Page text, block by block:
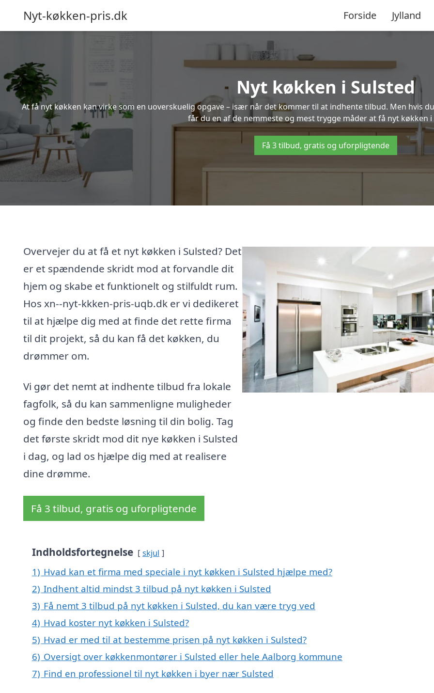
Nyt-køkken-pris.dk Forside Jylland
Nyt køkken i Sulsted
At få nyt køkken kan virke som en uoverskuelig opgave – især når det kommer til at indhente tilbud. Men hvis
får du en af de nemmeste og mest trygge måder at få nyt køkken i
Få 3 tilbud, gratis og uforpligtende
Overvejer du at få et nyt køkken i Sulsted? Det
er et spændende skridt mod at forvandle dit
hjem og skabe et funktionelt og stilfuldt rum.
Hos xn--nyt-kkken-pris-uqb.dk er vi dedikeret
til at hjælpe dig med at finde det rette firma
til dit projekt, så du kan få det køkken, du
drømmer om.
Vi gør det nemt at indhente tilbud fra lokale
fagfolk, så du kan sammenligne muligheder
og finde den bedste løsning til din bolig. Tag
det første skridt mod dit nye køkken i Sulsted
i dag, og lad os hjælpe dig med at realisere
dine drømme.
Få 3 tilbud, gratis og uforpligtende
Indholdsfortegnelse skjul
1) Hvad kan et firma med speciale i nyt køkken i Sulsted hjælpe med?
2) Indhent altid mindst 3 tilbud på nyt køkken i Sulsted
3) Få nemt 3 tilbud på nyt køkken i Sulsted, du kan være tryg ved
4) Hvad koster nyt køkken i Sulsted?
5) Hvad er med til at bestemme prisen på nyt køkken i Sulsted?
6) Oversigt over køkkenmontører i Sulsted eller hele Aalborg kommune
7) Find en professionel til nyt køkken i byer nær Sulsted